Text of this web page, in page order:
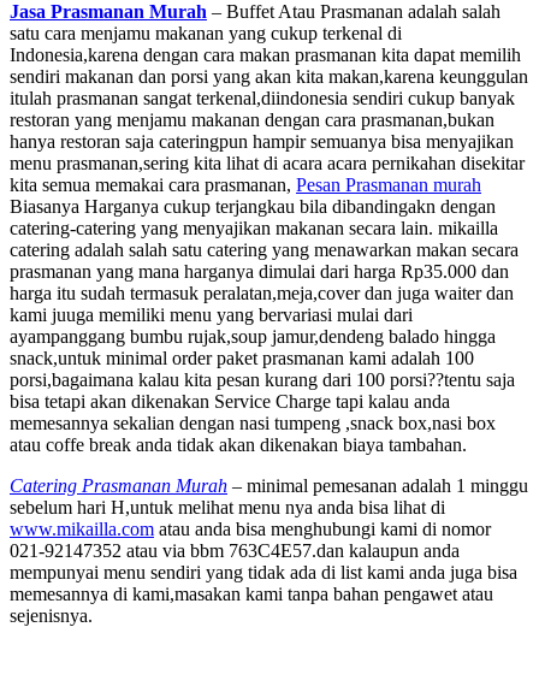
Jasa Prasmanan Murah – Buffet Atau Prasmanan adalah salah
satu cara menjamu makanan yang cukup terkenal di
Indonesia,karena dengan cara makan prasmanan kita dapat memilih
sendiri makanan dan porsi yang akan kita makan,karena keunggulan
itulah prasmanan sangat terkenal,diindonesia sendiri cukup banyak
restoran yang menjamu makanan dengan cara prasmanan,bukan
hanya restoran saja cateringpun hampir semuanya bisa menyajikan
menu prasmanan,sering kita lihat di acara acara pernikahan disekitar
kita semua memakai cara prasmanan, Pesan Prasmanan murah
Biasanya Harganya cukup terjangkau bila dibandingakn dengan
catering-catering yang menyajikan makanan secara lain. mikailla
catering adalah salah satu catering yang menawarkan makan secara
prasmanan yang mana harganya dimulai dari harga Rp35.000 dan
harga itu sudah termasuk peralatan,meja,cover dan juga waiter dan
kami juuga memiliki menu yang bervariasi mulai dari
ayampanggang bumbu rujak,soup jamur,dendeng balado hingga
snack,untuk minimal order paket prasmanan kami adalah 100
porsi,bagaimana kalau kita pesan kurang dari 100 porsi??tentu saja
bisa tetapi akan dikenakan Service Charge tapi kalau anda
memesannya sekalian dengan nasi tumpeng ,snack box,nasi box
atau coffe break anda tidak akan dikenakan biaya tambahan.
Catering Prasmanan Murah – minimal pemesanan adalah 1 minggu
sebelum hari H,untuk melihat menu nya anda bisa lihat di
www.mikailla.com atau anda bisa menghubungi kami di nomor
021-92147352 atau via bbm 763C4E57.dan kalaupun anda
mempunyai menu sendiri yang tidak ada di list kami anda juga bisa
memesannya di kami,masakan kami tanpa bahan pengawet atau
sejenisnya.